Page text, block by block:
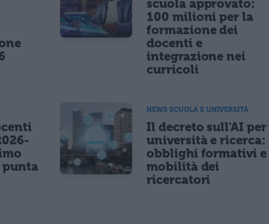
scuola approvato:
100 milioni per la
formazione dei
docenti e
integrazione nei
curricoli
punta
NEWS SCUOLA E UNIVERSITÀ
Il decreto sull'AI per
università e ricerca:
obblighi formativi e
mobilità dei
ricercatori